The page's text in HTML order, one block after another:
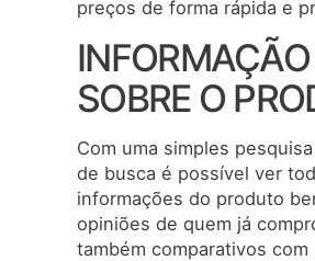
preços de forma rápida e
INFORMAÇÃO
SOBRE O
Com uma simples
de busca é possível ver
informações do produto
opiniões de quem já
também comparativos